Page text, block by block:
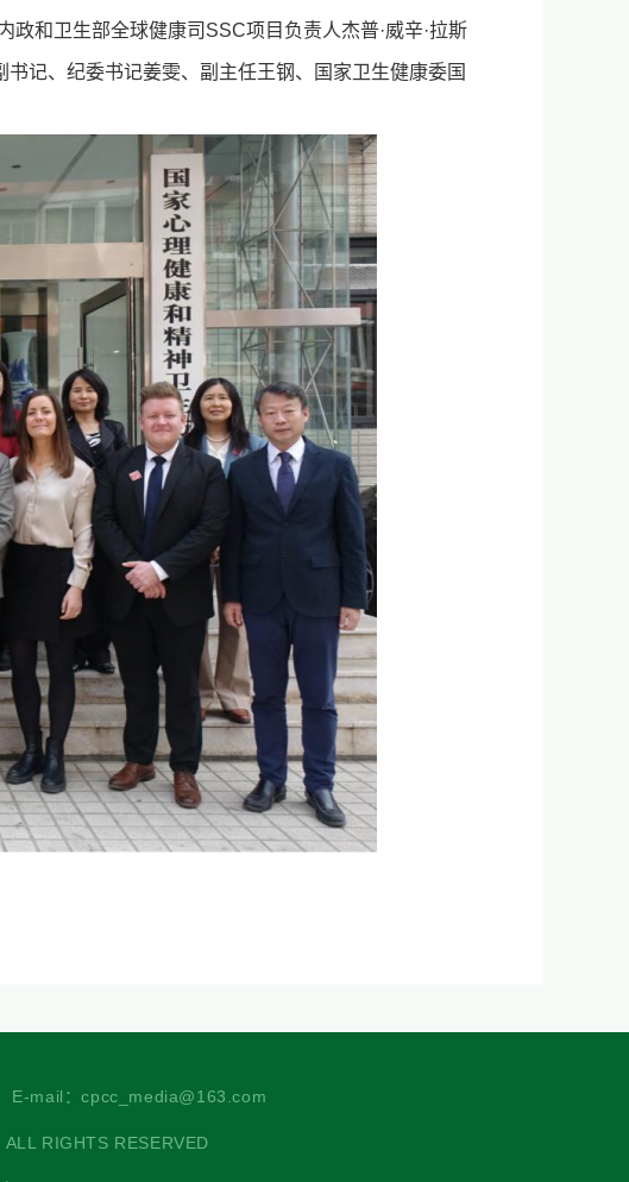
和卫生部全球健康司SSC项目负责人杰普·威辛·拉斯
记、纪委书记姜雯、副主任王钢、国家卫生健康委国
mail：cpcc_media@163.com
RIGHTS RESERVED